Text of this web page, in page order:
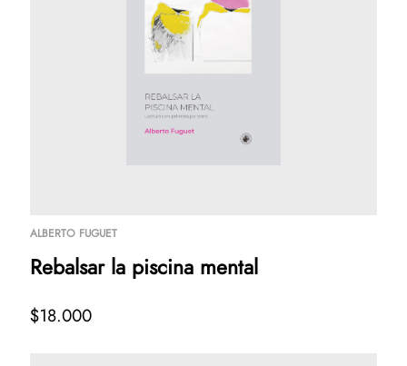
$.-
x1
TU CARRITO
SIGUENTE
ALBERTO FUGUET
Rebalsar la piscina mental
$18.000